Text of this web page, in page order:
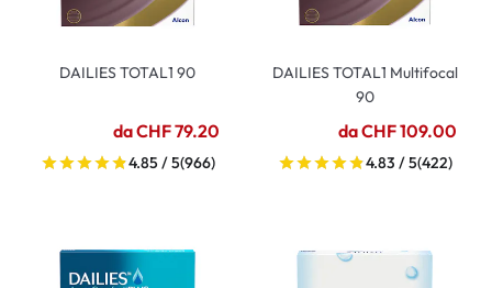
DAILIES TOTAL1 90
da CHF 79.20
4.85 / 5(966)
DAILIES TOTAL1 Multifocal
90
da CHF 109.00
4.83 / 5(422)